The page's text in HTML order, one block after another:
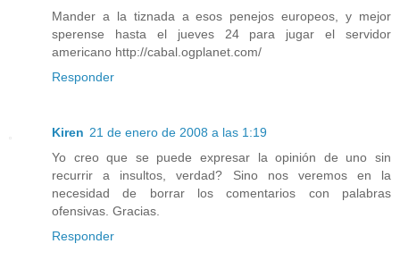
Mander a la tiznada a esos penejos europeos, y mejor
sperense hasta el jueves 24 para jugar el servidor
americano http://cabal.ogplanet.com/
Responder
Kiren 21 de enero de 2008 a las 1:19
Yo creo que se puede expresar la opinión de uno sin
recurrir a insultos, verdad? Sino nos veremos en la
necesidad de borrar los comentarios con palabras
ofensivas. Gracias.
Responder